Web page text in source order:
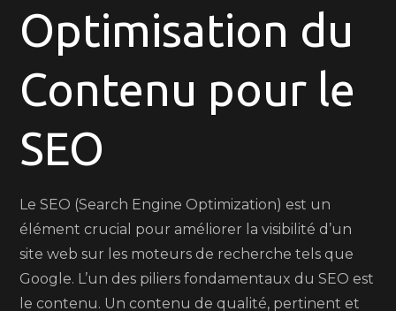
du
Contenu
un
Meilleur
Référencement
SEO
Optimisation du
Contenu pour le
SEO
Le SEO (Search Engine Optimization) est un
élément crucial pour améliorer la visibilité d’un
site web sur les moteurs de recherche tels que
Google. L’un des piliers fondamentaux du SEO est
le contenu. Un contenu de qualité, pertinent et